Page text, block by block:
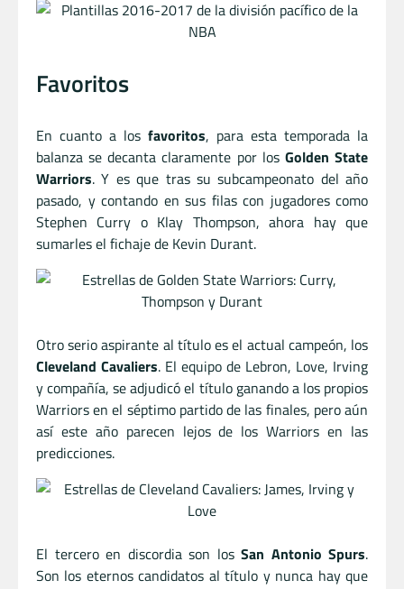
Favoritos
En cuanto a los favoritos, para esta temporada la
balanza se decanta claramente por los Golden State
Warriors. Y es que tras su subcampeonato del año
pasado, y contando en sus filas con jugadores como
Stephen Curry o Klay Thompson, ahora hay que
sumarles el fichaje de Kevin Durant.
Otro serio aspirante al título es el actual campeón, los
Cleveland Cavaliers. El equipo de Lebron, Love, Irving
y compañía, se adjudicó el título ganando a los propios
Warriors en el séptimo partido de las finales, pero aún
así este año parecen lejos de los Warriors en las
predicciones.
El tercero en discordia son los San Antonio Spurs.
Son los eternos candidatos al título y nunca hay que